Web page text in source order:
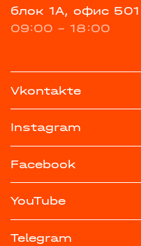
блок 1А, офис 501
09:00 - 18:00
Vkontakte
Instagram
Facebook
YouTube
Telegram